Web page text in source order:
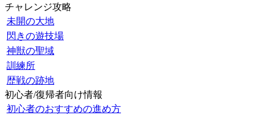
チャレンジ攻略
未開の大地
閃きの遊技場
神獣の聖域
訓練所
歴戦の跡地
初心者/復帰者向け情報
初心者のおすすめの進め方